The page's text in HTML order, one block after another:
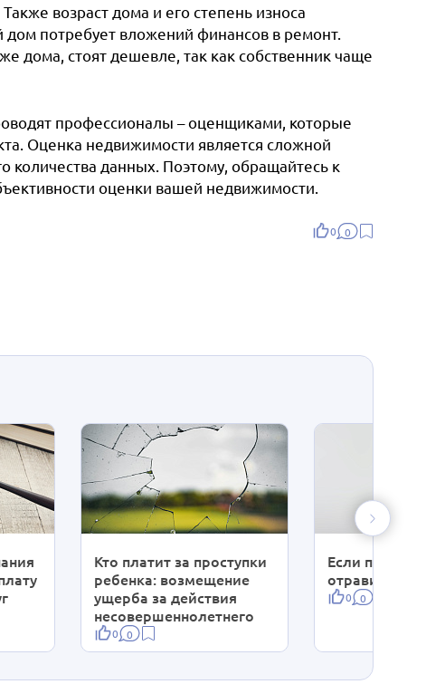
возраст дома и его степень износа
потребует вложений финансов в ремонт.
дома, стоят дешевле, так как собственник чаще
профессионалы – оценщиками, которые
Оценка недвижимости является сложной
количества данных. Поэтому, обращайтесь к
оценки вашей недвижимости.
0 0
Кто платит за проступки
ребенка: возмещение
ущерба за действия
несовершеннолетнего
0 0
Если
отравился
0 0